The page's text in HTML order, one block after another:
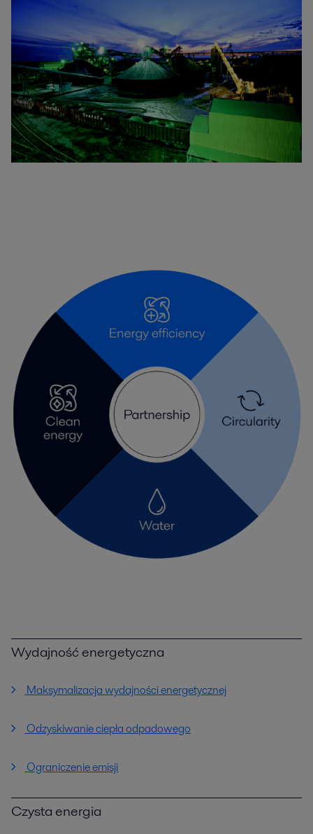
Wydajność energetyczna
Maksymalizacja wydajności energetycznej
Odzyskiwanie ciepła odpadowego
Ograniczenie emisji
Czysta energia